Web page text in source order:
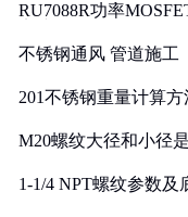
RU7088R功率
不锈钢通风 管道施工
201不锈钢重量计算方
M20螺纹大径和小径
1-1/4 NPT螺纹参数及